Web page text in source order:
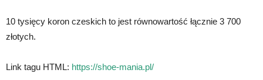
10 tysięcy koron czeskich to jest równowartość łącznie 3 700
złotych.
Link tagu HTML: https://shoe-mania.pl/